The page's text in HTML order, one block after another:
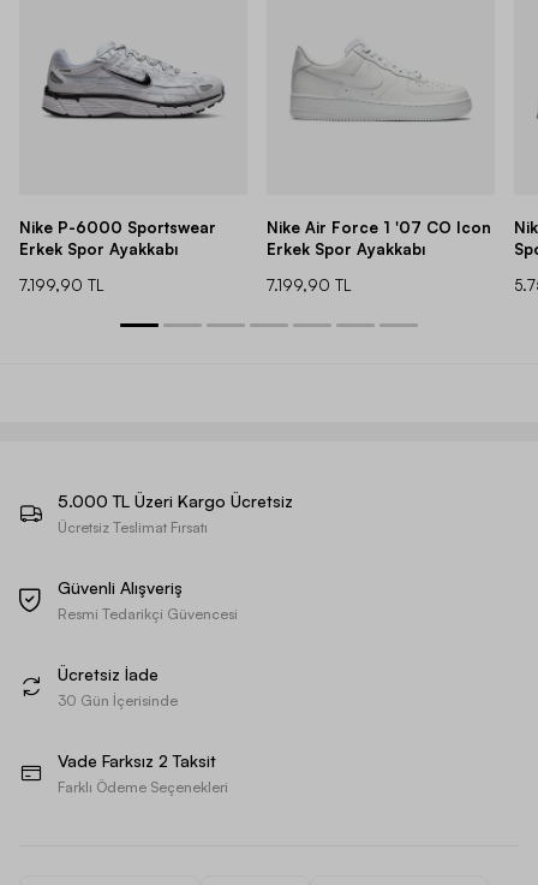
Nike P-6000 Sportswear
Erkek Spor Ayakkabı
7.199,90 TL
Nike Air Force 1 '07 CO Icon
Erkek Spor Ayakkabı
7.199,90 TL
5.000 TL Üzeri Kargo Ücretsiz
Ücretsiz Teslimat Fırsatı
Güvenli Alışveriş
Resmi Tedarikçi Güvencesi
Ücretsiz İade
30 Gün İçerisinde
Vade Farksız 2 Taksit
Farklı Ödeme Seçenekleri